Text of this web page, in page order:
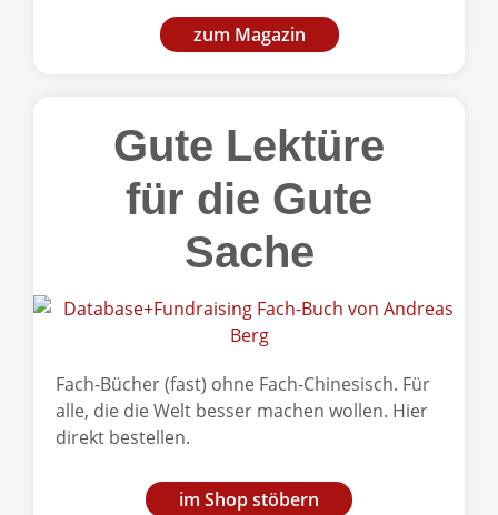
zum Magazin
Gute Lektüre
für die Gute
Sache
Fach-Bücher (fast) ohne Fach-Chinesisch. Für
alle, die die Welt besser machen wollen. Hier
direkt bestellen.
im Shop stöbern